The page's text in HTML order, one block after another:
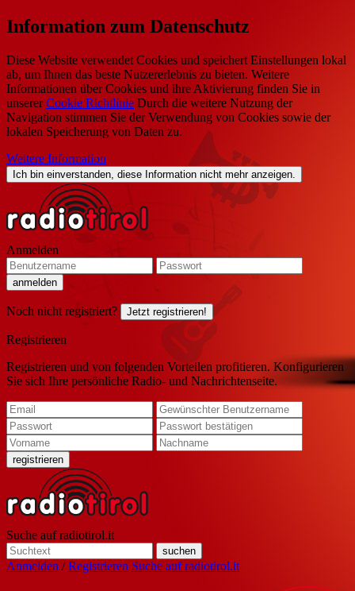
Information zum Datenschutz
Diese Website verwendet Cookies und speichert Einstellungen lokal
ab, um Ihnen das beste Nutzererlebnis zu bieten. Weitere
Informationen über Cookies und ihre Aktivierung finden Sie in
unsererCookie Richtlinie Durch die weitere Nutzung der
Navigation stimmen Sie der Verwendung von Cookies sowie der
lokalen Speicherung von Daten zu.
Weitere Information
Ich bin einverstanden, diese Information nicht mehr anzeigen.
Anmelden
Noch nicht registriert? Jetzt registrieren!
Registrieren
Registrieren und von folgenden Vorteilen profitieren. Konfigurieren
Sie sich Ihre persönliche Radio- und Nachrichtenseite.
Suche auf radiotirol.it
Anmelden /Registrieren Suche auf radiotirol.it